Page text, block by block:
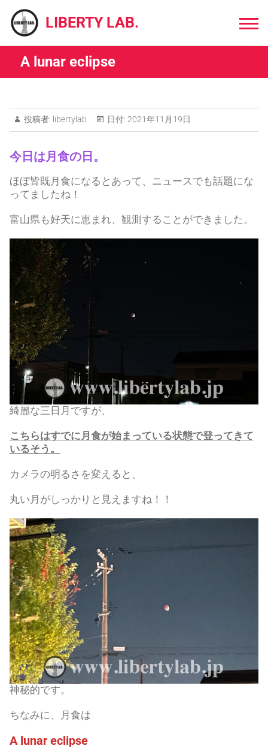
content
LIBERTY LAB.
A lunar eclipse
投稿者: libertylab 日付: 2021年11月19日
今日は月食の日。
ほぼ皆既月食になるとあって、ニュースでも話題にな
ってましたね！
富山県も好天に恵まれ、観測することができました。
綺麗な三日月ですが、
こちらはすでに月食が始まっている状態で登ってきて
いるそう。
カメラの明るさを変えると、
丸い月がしっかりと見えますね！！
神秘的です。
ちなみに、月食は
A lunar eclipse